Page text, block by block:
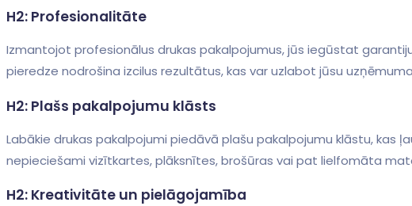
H2: Profesionalitāte
Izmantojot profesionālus drukas pakalpojumus, jūs iegūstat‍
pieredze nodrošina izcilus rezultātus, kas var ⁤uzlabot jūsu⁢
H2: ⁣Plašs pakalpojumu klāsts
Labākie drukas pakalpojumi piedāvā plašu pakalpojumu klāstu, kas
nepieciešami vizītkartes, plāksnītes, brošūras vai pat lielfomāta
H2:‌ Kreativitāte‍ un pielāgojamība